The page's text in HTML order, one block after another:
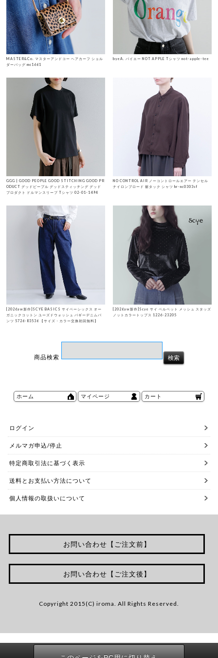
MASTER&Co. マスターアンドコー ヘアカーフ ショル
ダーバッグ mc1661
byeA. バイエー NOT APPLE Tシャツ not-apple-tee
GGG | GOOD PEOPLE GOOD STITCHING GOOD PR
ODUCT グッドピープル グッドスティッチング グッド
プロダクト ドルマンスリーブ Tシャツ 02-01-1494
NO CONTROL AIR ノーコントロールエアー テンセル
ナイロンブロード 裾タック シャツ hr-nc0303sf
[2026aw新作]SCYE BASICS サイベーシックス オー
ガニックコットン ユーズドウォッシュ バギーデニムパ
ンツ 5726-83536 【サイズ・カラー交換初回無料】
[2026aw新作]Scye サイ ベルベット メッシュ スタッズ
ノットカラートップス 1226-23205
商品検索
ホーム マイページ カート
ログイン
メルマガ申込/停止
特定商取引法に基づく表示
送料とお支払い方法について
個人情報の取扱いについて
お問い合わせ【ご注文前】
お問い合わせ【ご注文後】
Copyright 2015(C) iroma. All Rights Reserved.